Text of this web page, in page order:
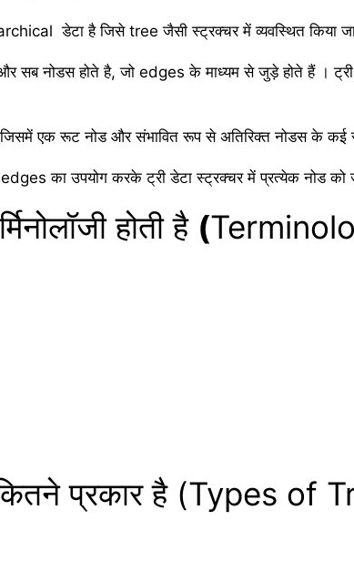
डेटा है जिसे tree जैसी स्ट्रक्चर में व्यवस्थित किया
सब नोडस होते है, जो edges के माध्यम से जुड़े होते हैं । ट्री
एक रूट नोड और संभावित रूप से अतिरिक्त नोडस के कई
edges का उपयोग करके ट्री डेटा स्ट्रक्चर में प्रत्येक नोड को
होती है (
प्रकार है (Types of